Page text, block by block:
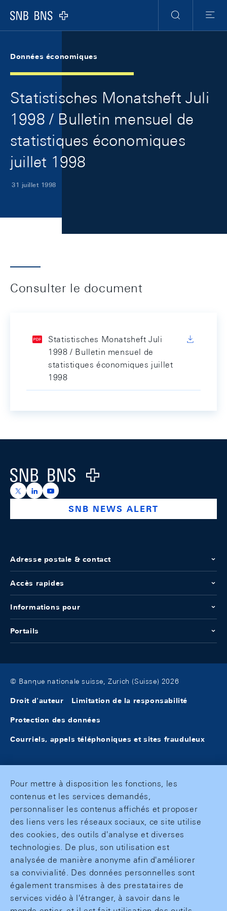
Logo
RechercheMenu
Données économiques
Statistisches Monatsheft Juli
1998 / Bulletin mensuel de
statistiques économiques
juillet 1998
31 juillet 1998
Consulter le document
Statistisches Monatsheft Juli
1998 / Bulletin mensuel de
statistiques économiques juillet
1998
Logo
https://x.com/snb_bns
https://ch.linkedin.com/company/swiss-national-
https://www.youtube.com/@swissnationalbank
SNB NEWS ALERT
Adresse postale & contact
Accès rapides
Informations pour
Portails
© Banque nationale suisse, Zurich (Suisse) 2026
Droit d'auteur Limitation de la responsabilité
Protection des données
Courriels, appels téléphoniques et sites frauduleux
Pour mettre à disposition les fonctions, les
contenus et les services demandés,
personnaliser les contenus affichés et proposer
des liens vers les réseaux sociaux, ce site utilise
des cookies, des outils d'analyse et diverses
technologies. De plus, son utilisation est
analysée de manière anonyme afin d'améliorer
sa convivialité. Des données personnelles sont
également transmises à des prestataires de
services vidéo à l'étranger, à savoir dans le